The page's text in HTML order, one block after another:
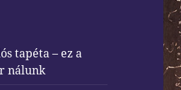
tapéta – ez a
nálunk